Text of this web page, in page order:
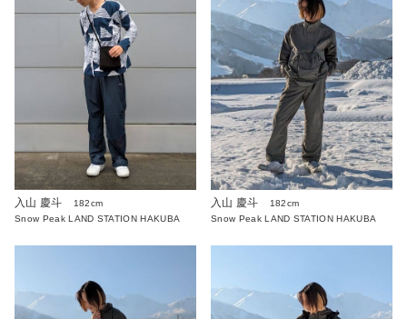
入山 慶斗
182cm
Snow Peak LAND STATION HAKUBA
入山 慶斗
182cm
Snow Peak LAND STATION HAKUBA